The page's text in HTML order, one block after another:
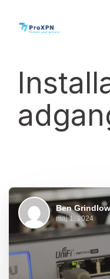
Ben Grindlow
maj 1, 2024